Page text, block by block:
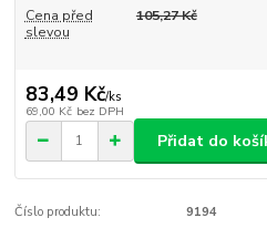
Cena před
slevou
105,27 Kč
83,49 Kč/ks
69,00 Kč bez DPH
Přidat do
Číslo produktu: 9194